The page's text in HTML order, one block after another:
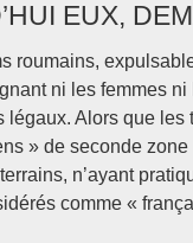
EUX,
roumains,
ni les femmes
Alors que
» de seconde
n’ayant
comme «